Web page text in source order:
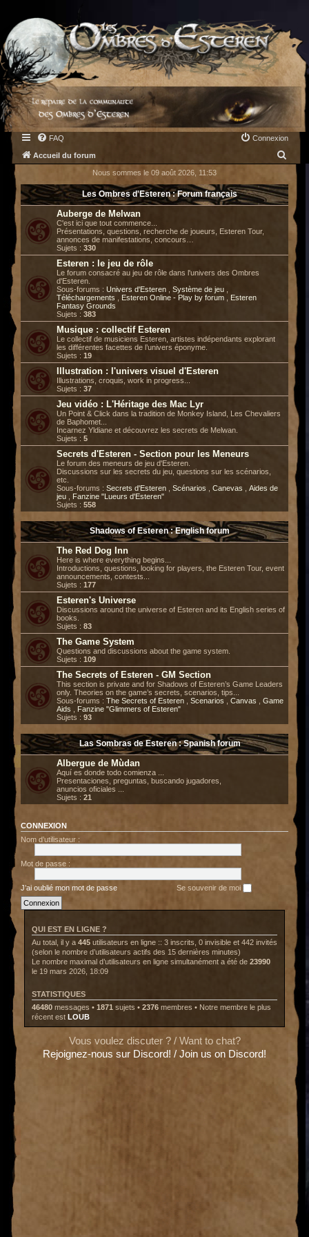
FAQ Connexion
Accueil du forum
c
h
c
Nous sommes le 09 août 2026, 11:53
Les Ombres d'Esteren : Forum français
Auberge de Melwan
C'est ici que tout commence...
Présentations, questions, recherche de joueurs, Esteren Tour,
annonces de manifestations, concours…
Sujets : 330
Esteren : le jeu de rôle
Le forum consacré au jeu de rôle dans l'univers des Ombres
d'Esteren.
Sous-forums : Univers d'Esteren Système de jeu
Téléchargements
Esteren Online - Play by forum
Esteren
Fantasy Grounds
Sujets : 383
Musique : collectif Esteren
Le collectif de musiciens Esteren, artistes indépendants explorant
les différentes facettes de l’univers éponyme.
Sujets : 19
Illustration : l'univers visuel d'Esteren
Illustrations, croquis, work in progress...
Sujets : 37
Jeu vidéo : L'Héritage des Mac Lyr
Un Point & Click dans la tradition de Monkey Island, Les Chevaliers
de Baphomet...
Incarnez Yldiane et découvrez les secrets de Melwan.
Sujets : 5
Secrets d'Esteren - Section pour les Meneurs
Le forum des meneurs de jeu d'Esteren.
Discussions sur les secrets du jeu, questions sur les scénarios,
etc.
Sous-forums : Secrets d'Esteren Scénarios Canevas
Aides de
jeu
Fanzine "Lueurs d'Esteren"
Sujets : 558
Shadows of Esteren : English forum
The Red Dog Inn
Here is where everything begins...
Introductions, questions, looking for players, the Esteren Tour, event
announcements, contests...
Sujets : 177
Esteren's Universe
Discussions around the universe of Esteren and its English series of
books.
Sujets : 83
The Game System
Questions and discussions about the game system.
Sujets : 109
The Secrets of Esteren - GM Section
This section is private and for Shadows of Esteren’s Game Leaders
only. Theories on the game’s secrets, scenarios, tips...
Sous-forums : The Secrets of Esteren Scenarios Canvas
Game
Aids
Fanzine "Glimmers of Esteren"
Sujets : 93
Las Sombras de Esteren : Spanish forum
Albergue de Mùdan
Aquí es donde todo comienza ...
Presentaciones, preguntas, buscando jugadores,
anuncios oficiales ...
Sujets : 21
CONNEXION
Nom d’utilisateur :
Mot de passe :
J’ai oublié mon mot de passe Se souvenir de moi
QUI EST EN LIGNE ?
Au total, il y a 445 utilisateurs en ligne :: 3 inscrits, 0 invisible et 442 invités
(selon le nombre d’utilisateurs actifs des 15 dernières minutes)
Le nombre maximal d’utilisateurs en ligne simultanément a été de 23990
le 19 mars 2026, 18:09
STATISTIQUES
46480 messages • 1871 sujets • 2376 membres • Notre membre le plus
récent est LOUB
Vous voulez discuter ? / Want to chat?
Rejoignez-nous sur Discord! / Join us on Discord!